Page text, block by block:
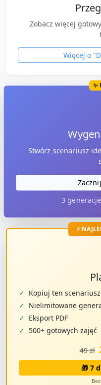
Zobacz więcej
Więcej o "
✨
Stwórz scenariusz
3
⚡
✓ Kopiuj ten scenariusz
✓ Nielimitowane
✓ Eksport PDF
✓ 500+ gotowych zajęć
49 zł
🎁 7